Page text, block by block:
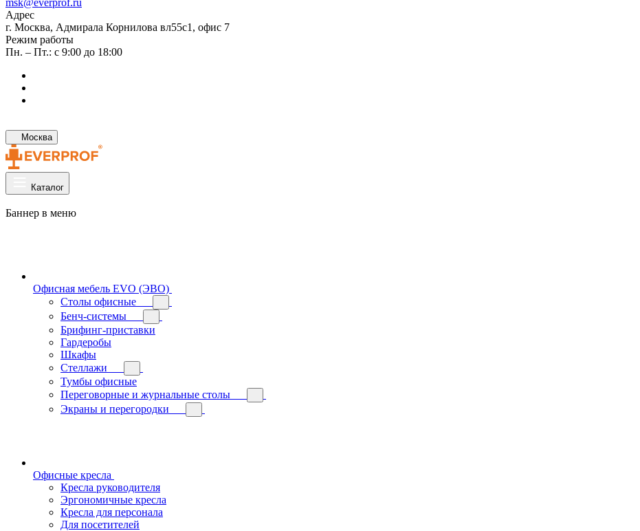
msk@everprof.ru
Адрес
г. Москва, Адмирала Корнилова вл55с1, офис 7
Режим работы
Пн. – Пт.: с 9:00 до 18:00
Москва
Каталог
Баннер в меню
Офисная мебель EVO (ЭВО)
Cтолы офисные
Бенч-системы
Брифинг-приставки
Гардеробы
Шкафы
Стеллажи
Тумбы офисные
Переговорные и журнальные столы
Экраны и перегородки
Офисные кресла
Кресла руководителя
Эргономичные кресла
Кресла для персонала
Для посетителей